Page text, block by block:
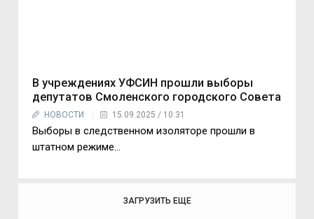
В учреждениях УФСИН прошли выборы
депутатов Смоленского городского Совета
НОВОСТИ 15.09.2025 / 10:31
Выборы в следственном изоляторе прошли в
штатном режиме…
ЗАГРУЗИТЬ ЕЩЕ